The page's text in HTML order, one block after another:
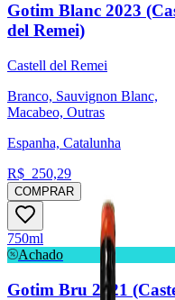
Gotim Blanc 2023
del Remei)
Castell del Remei
Branco, Sauvignon Blanc,
Macabeo, Outras
Espanha, Catalunha
R$ 250,29
COMPRAR
750ml
Achado
Gotim Bru 2021